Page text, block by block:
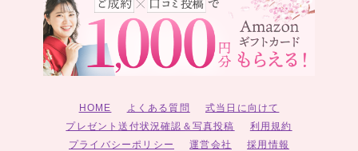
HOME よくある質問
式当日に向けて
プレゼント送付状況確認＆写真投稿
利用規約
プライバシーポリシー
運営会社 採用情報